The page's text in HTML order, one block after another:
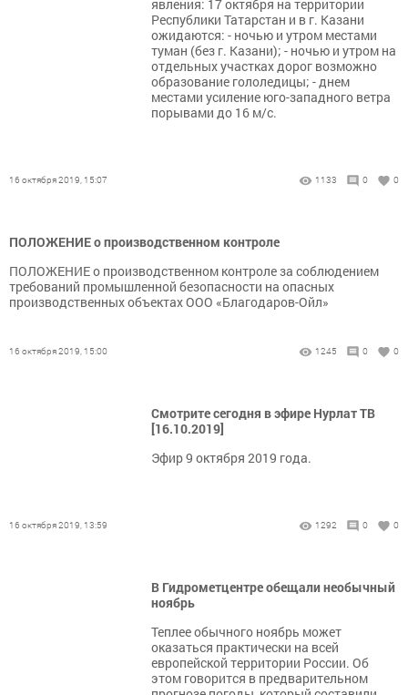
явления: 17 октября на территории
Республики Татарстан и в г. Казани
ожидаются: - ночью и утром местами
туман (без г. Казани); - ночью и утром на
отдельных участках дорог возможно
образование гололедицы; - днем
местами усиление юго-западного ветра
порывами до 16 м/с.
16 октября 2019, 15:07 1133 0 0
ПОЛОЖЕНИЕ о производственном контроле
ПОЛОЖЕНИЕ о производственном контроле за соблюдением
требований промышленной безопасности на опасных
производственных объектах ООО «Благодаров-Ойл»
16 октября 2019, 15:00 1245 0 0
Смотрите сегодня в эфире Нурлат ТВ
[16.10.2019]
Эфир 9 октября 2019 года.
16 октября 2019, 13:59 1292 0 0
В Гидрометцентре обещали необычный
ноябрь
Теплее обычного ноябрь может
оказаться практически на всей
европейской территории России. Об
этом говорится в предварительном